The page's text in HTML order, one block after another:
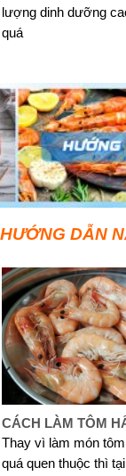
lượng dinh dưỡng
quá
HƯỚNG DẪN
CÁCH LÀM TÔM
Thay vì làm món
quá quen thuộc thì